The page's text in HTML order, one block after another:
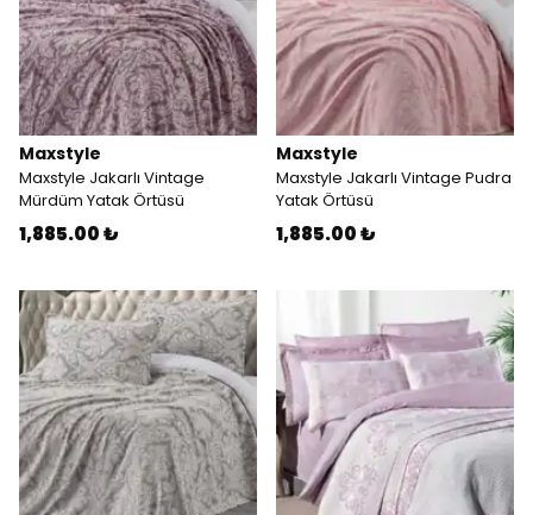
Maxstyle
Maxstyle Jakarlı Vintage
Mürdüm Yatak Örtüsü
1,885.00 ₺
Maxstyle
Maxstyle Jakarlı Vintage Pudra
Yatak Örtüsü
1,885.00 ₺